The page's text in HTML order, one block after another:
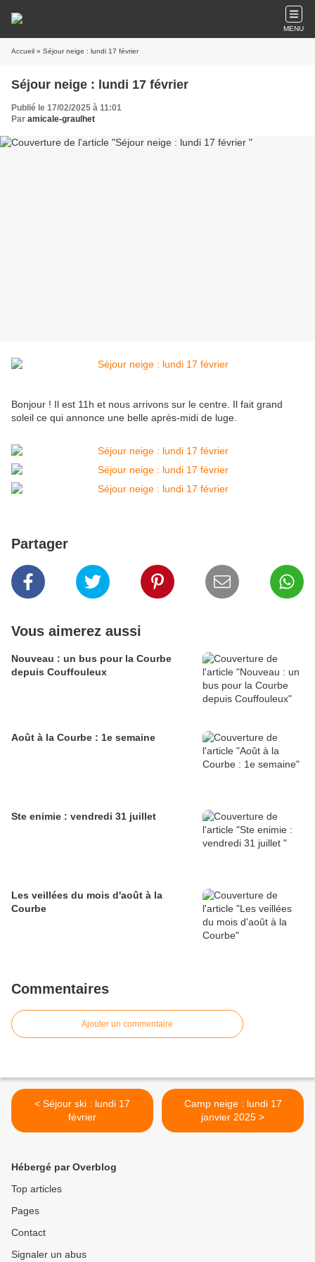
MENU
Accueil » Séjour neige : lundi 17 février
Séjour neige : lundi 17 février
Publié le 17/02/2025 à 11:01
Par amicale-graulhet
Bonjour ! Il est 11h et nous arrivons sur le centre. Il fait grand
soleil ce qui annonce une belle après-midi de luge.
Partager
Vous aimerez aussi
Nouveau : un bus pour la Courbe
depuis Couffouleux
Août à la Courbe : 1e semaine
Ste enimie : vendredi 31 juillet
Les veillées du mois d'août à la
Courbe
Commentaires
Ajouter un commentaire
< Séjour ski : lundi 17
février
Camp neige : lundi 17
janvier 2025 >
Hébergé par Overblog
Top articles
Pages
Contact
Signaler un abus